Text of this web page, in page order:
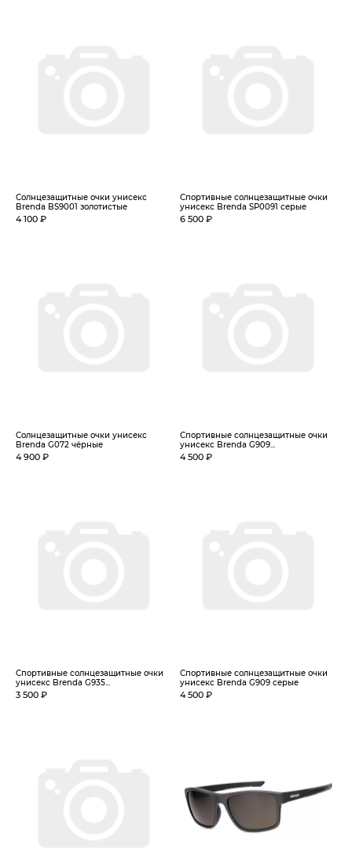
Солнцезащитные очки унисекс
Brenda BS9001 золотистые
4 100 ₽
Спортивные солнцезащитные очки
унисекс Brenda SP0091 серые
6 500 ₽
Солнцезащитные очки унисекс
Brenda G072 чёрные
4 900 ₽
Спортивные солнцезащитные очки
унисекс Brenda G909...
4 500 ₽
Спортивные солнцезащитные очки
унисекс Brenda G935...
3 500 ₽
Спортивные солнцезащитные очки
унисекс Brenda G909 серые
4 500 ₽